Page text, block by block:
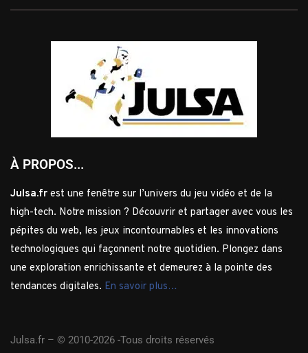
À PROPOS...
Julsa.fr est une fenêtre sur l’univers du jeu vidéo et de la
high-tech. Notre mission ? Découvrir et partager avec vous les
pépites du web, les jeux incontournables et les innovations
technologiques qui façonnent notre quotidien. Plongez dans
une exploration enrichissante et demeurez à la pointe des
tendances digitales. En savoir plus…
Julsa.fr – © 2010-2026 -Tous droits réservés